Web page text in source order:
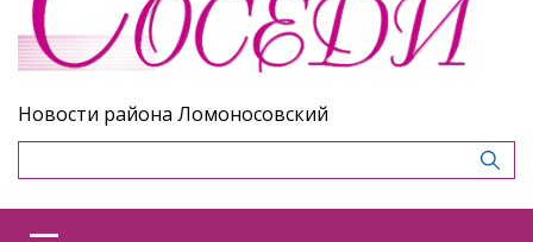
Новости района Ломоносовский